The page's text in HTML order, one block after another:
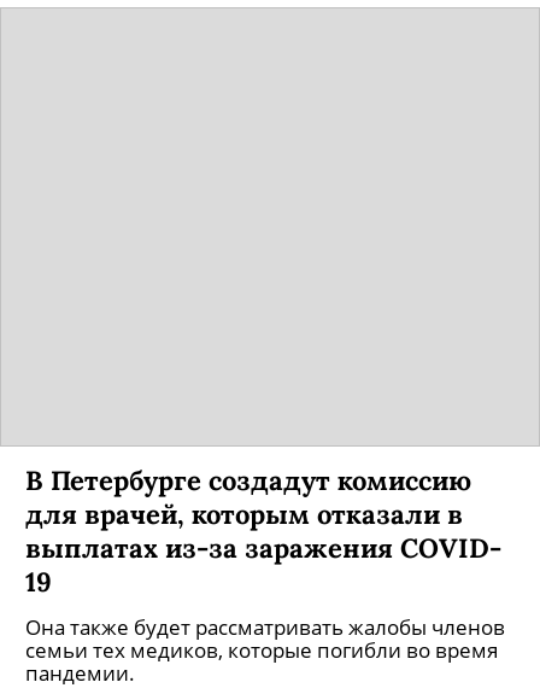
В Петербурге создадут комиссию
для врачей, которым отказали в
выплатах из-за заражения COVID-
19
Она также будет рассматривать жалобы членов
семьи тех медиков, которые погибли во время
пандемии.